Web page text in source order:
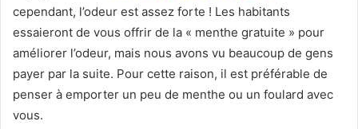
cependant, l’odeur est assez forte ! Les habitants
essaieront de vous offrir de la « menthe gratuite » pour
améliorer l’odeur, mais nous avons vu beaucoup de gens
payer par la suite. Pour cette raison, il est préférable de
penser à emporter un peu de menthe ou un foulard avec
vous.